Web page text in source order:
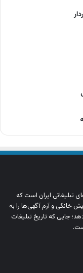
تبلیغاتی ایران است که
خانگی و آرم‌ آگهی‌ها را به‌
جایی که تاریخ تبلیغات